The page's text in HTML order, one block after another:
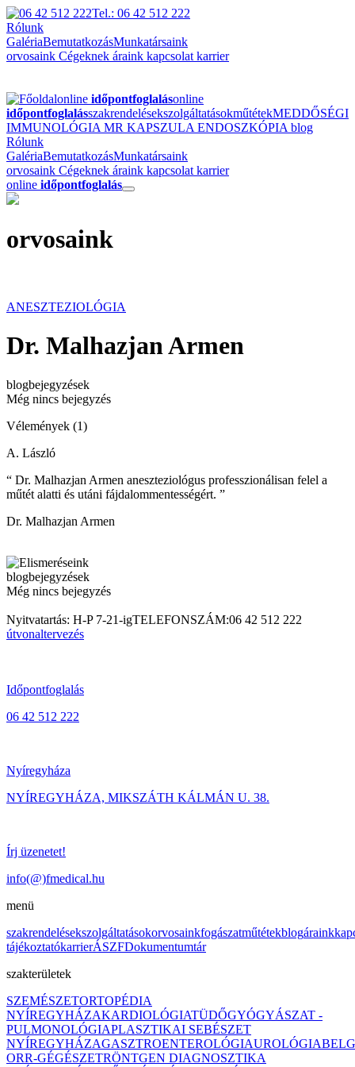
Tel.: 06 42 512 222
Rólunk
GalériaBemutatkozásMunkatársaink
orvosaink Cégeknek áraink kapcsolat karrier
online időpontfoglalásonline
időpontfoglalásszakrendelésekszolgáltatásokműtétekMEDDŐSÉGI
IMMUNOLÓGIA MR KAPSZULA ENDOSZKÓPIA blog
Rólunk
GalériaBemutatkozásMunkatársaink
orvosaink Cégeknek áraink kapcsolat karrier
online időpontfoglalás
orvosaink
ANESZTEZIOLÓGIA
Dr. Malhazjan Armen
blogbejegyzések
Még nincs bejegyzés
Vélemények (1)
A. László
“ Dr. Malhazjan Armen aneszteziológus professzionálisan felel a
műtét alatti és utáni fájdalommentességért. ”
Dr. Malhazjan Armen
blogbejegyzések
Még nincs bejegyzés
Nyitvatartás: H-P 7-21-igTELEFONSZÁM:06 42 512 222
útvonaltervezés
Időpontfoglalás
06 42 512 222
Nyíregyháza
NYÍREGYHÁZA, MIKSZÁTH KÁLMÁN U. 38.
Írj üzenetet!
info(@)fmedical.hu
menü
szakrendelésekszolgáltatásokorvosainkfogászatműtétekblogáraink
tájékoztatókarrierÁSZFDokumentumtár
szakterületek
SZEMÉSZETORTOPÉDIA
NYÍREGYHÁZAKARDIOLÓGIATÜDŐGYÓGYÁSZAT -
PULMONOLÓGIAPLASZTIKAI SEBÉSZET
NYÍREGYHÁZAGASZTROENTEROLÓGIAUROLÓGIA
ORR-GÉGÉSZETRÖNTGEN DIAGNOSZTIKA